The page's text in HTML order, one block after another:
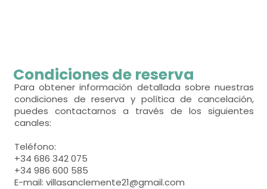
habitación con varias camas
- cama litera para 2 personas = 3
Calefacción,
-
toallas,
Condiciones de reserva
Para obtener información detallada sobre nuestras
condiciones de reserva y política de cancelación,
puedes contactarnos a través de los siguientes
canales:
Teléfono:
+34 686 342 075
+34 986 600 585
E-mail: villasanclemente21@gmail.com